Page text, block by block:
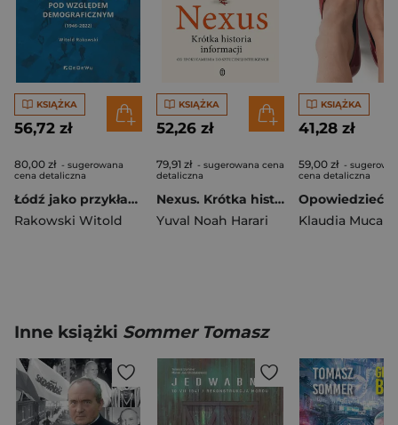
KSIĄŻKA
56,72 zł
80,00 zł - sugerowana
cena detaliczna
Łódź jako przykład miasta zwijającego...
Rakowski Witold
KSIĄŻKA
52,26 zł
79,91 zł - sugerowana cena
detaliczna
Nexus. Krótka historia informacji
Yuval Noah Harari
KSIĄŻKA
41,28 zł
59,00 zł -
cena detaliczna
Klaudia Muca
Inne książki Sommer Tomasz